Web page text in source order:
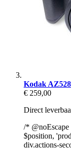
Kodak
€ 259,00
Direct
/*
$position,
div.actions-